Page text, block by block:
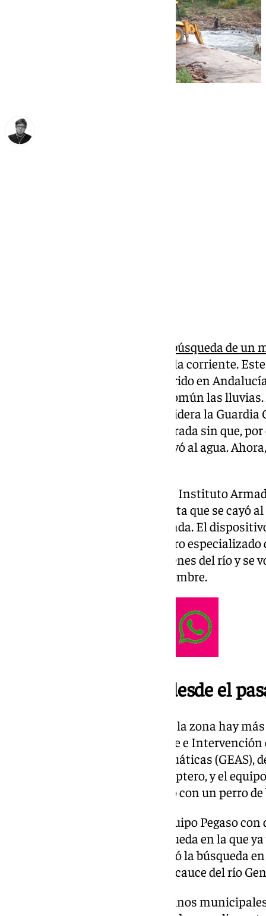
búsqueda de un
en Pujerra, y fue arrastrado por la corriente.
incidentes graves que han ocurrido en
que tiene como denominador común las
el dispositivo de búsqueda que lidera la
encontró la moto de gran cilindrada sin que,
hombre natural de Jerez que cayó al agua.
Por agua, por tierra y por aire. El Instituto
agónicamente con este motorista que se cayó
de Pujerra, en la Serranía de Ronda. El
incorporado el mencionado perro especializado
centrará en el cauce y los márgenes del río y
pesada la zona donde cayó el hombre.
Un gran dispositivo desde el
En los trabajos de este lunes en la zona hay
Ciudadana, del Grupo de Rescate e
Especial de Actividasdes Subacuáticas (GEAS),
Naturaleza (Seprona), un helicóptero, y el
del ya citado Servicio Cinológico con un perro
Tanto el helicóptero como el equipo Pegaso
incorporaron el día 21 a la búsqueda en la que
antes referidas. Ese día se centró la búsqueda
cauce y en el interior del propio cauce del río
Los ayuntamientos de los términos